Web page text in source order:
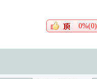
0%(0)